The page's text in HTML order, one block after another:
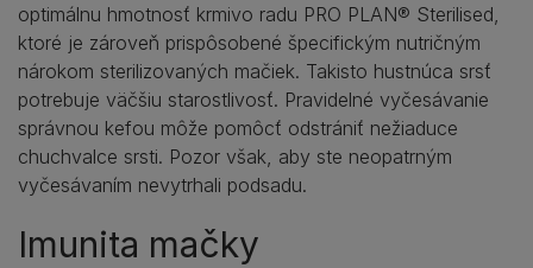
optimálnu hmotnosť krmivo radu PRO PLAN® Sterilised,
ktoré je zároveň prispôsobené špecifickým nutričným
nárokom sterilizovaných mačiek. Takisto hustnúca srsť
potrebuje väčšiu starostlivosť. Pravidelné vyčesávanie
správnou kefou môže pomôcť odstrániť nežiaduce
chuchvalce srsti. Pozor však, aby ste neopatrným
vyčesávaním nevytrhali podsadu.
Imunita mačky